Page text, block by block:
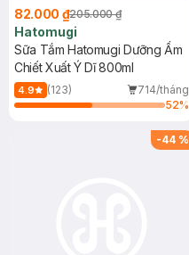
82.000 ₫205.000 ₫
Hatomugi
Sữa Tắm Hatomugi Dưỡng Ẩm
Chiết Xuất Ý Dĩ 800ml
4.9 (123)
714/tháng
52%
-44 %